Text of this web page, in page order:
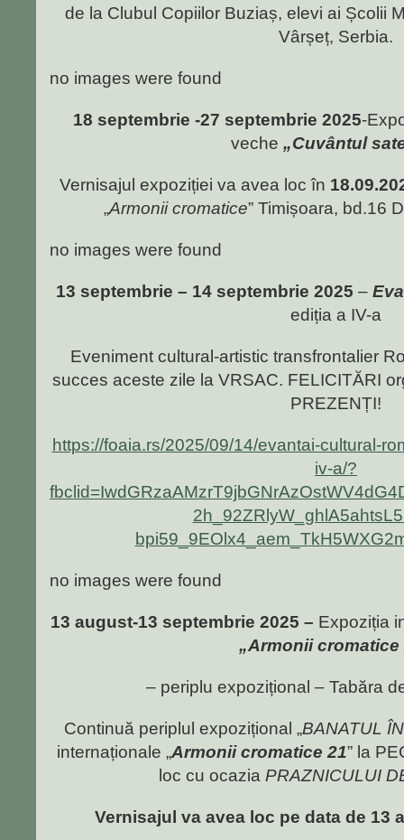
de la Clubul Copiilor Buziaș, elevi ai Școlii
Vârșeț, Serbia.
no images were found
18 septembrie -27 septembrie 2025-
veche „Cuvântul
Vernisajul expoziției va avea loc în
„Armonii cromatice” Timișoara, bd.16
no images were found
13 septembrie – 14 septembrie 2025 –
ediția a IV-a
Eveniment cultural-artistic transfrontalier
succes aceste zile la VRSAC. FELICITĂRI
PREZENȚI!
https://foaia.rs/2025/09/14/evantai-cultural-
iv-a/?
no images were found
13 august-13 septembrie 2025 – Expoziția
„Armonii cromatice
– periplu expozițional – Tabăra
Continuă periplul expozițional „BANATUL
internaționale „Armonii cromatice 21” la
loc cu ocazia PRAZNICULUI
Vernisajul va avea loc pe data de 13